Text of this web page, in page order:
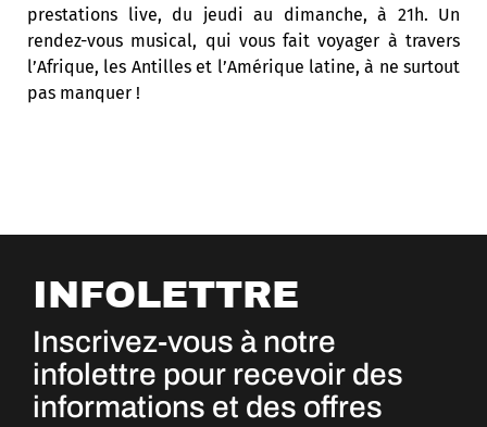
prestations live, du jeudi au dimanche, à 21h. Un
rendez-vous musical, qui vous fait voyager à travers
l’Afrique, les Antilles et l’Amérique latine, à ne surtout
pas manquer !
INFOLETTRE
Inscrivez-vous à notre
infolettre pour recevoir des
informations et des offres